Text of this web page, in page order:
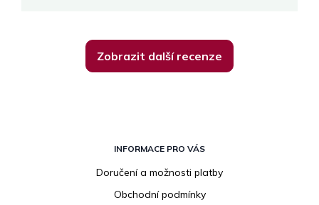
Zobrazit další recenze
INFORMACE PRO VÁS
Doručení a možnosti platby
Obchodní podmínky